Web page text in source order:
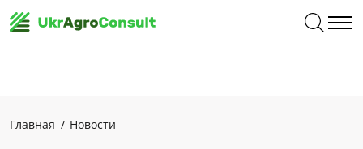
Главная Новости